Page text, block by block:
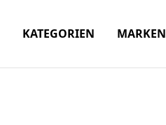
KATEGORIEN MARKEN